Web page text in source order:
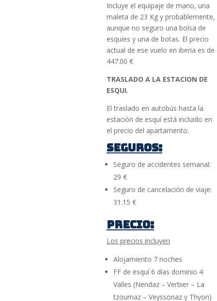
Incluye el equipaje de mano, una
maleta de 23 Kg y probablemente,
aunque no seguro una bolsa de
esquíes y una de botas. El precio
actual de ese vuelo en iberia es de
447.00 €
TRASLADO A LA ESTACION DE
ESQUI.
El traslado en autobús hasta la
estación de esquí está incluido en
el precio del apartamento.
SEGUROS:
Seguro de accidentes semanal:
29 €
Seguro de cancelación de viaje:
31.15 €
PRECIO:
Los precios incluyen
Alojamiento 7 noches
FF de esquí 6 días dominio 4
Valles (Nendaz – Verbier – La
tzoumaz – Veyssonaz y Thyon)